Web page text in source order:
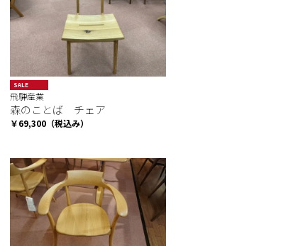
SALE
飛騨産業
森のことば チェア
￥69,300（税込み）